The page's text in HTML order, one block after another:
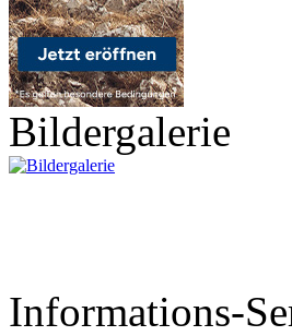
Bildergalerie
Informations-